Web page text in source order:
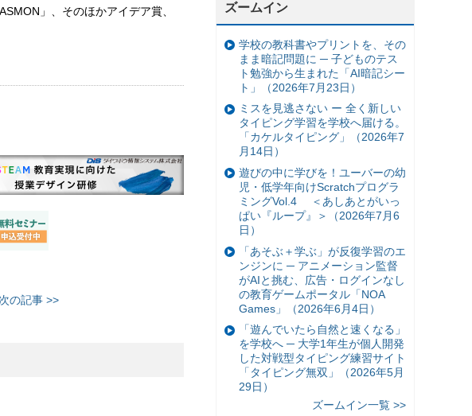
」、そのほかアイデア賞、
次の記事 >>
ズームイン
学校の教科書やプリントを、その
まま暗記問題に ─ 子どものテス
ト勉強から生まれた「AI暗記シー
ト」（2026年7月23日）
ミスを見逃さない ー 全く新しい
タイピング学習を学校へ届ける。
「カケルタイピング」（2026年7
月14日）
遊びの中に学びを！ユーバーの幼
児・低学年向けScratchプログラ
ミングVol.4 ＜あしあとがいっ
ぱい『ループ』＞（2026年7月6
日）
「あそぶ＋学ぶ」が反復学習のエ
ンジンに ─ アニメーション監督
がAIと挑む、広告・ログインなし
の教育ゲームポータル「NOA
Games」（2026年6月4日）
「遊んでいたら自然と速くなる」
を学校へ ─ 大学1年生が個人開発
した対戦型タイピング練習サイト
「タイピング無双」（2026年5月
29日）
ズームイン一覧 >>